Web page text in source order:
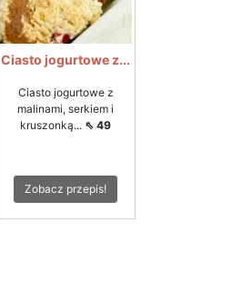
Ciasto jogurtowe z...
Ciasto jogurtowe z
malinami, serkiem i
kruszonką... ⇖ 49
Zobacz przepis!